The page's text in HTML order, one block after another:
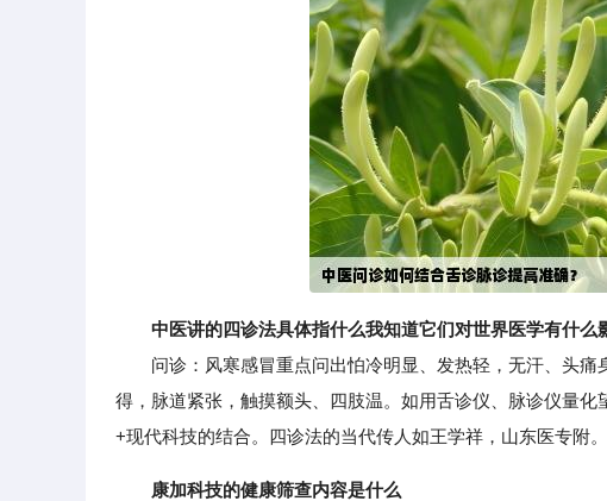
中医讲的四诊法具体指什么我知道它们对世界医学有什么
问诊：风寒感冒重点问出怕冷明显、发热轻，无汗、头痛
得，脉道紧张，触摸额头、四肢温。如用舌诊仪、脉诊仪量
+现代科技的结合。四诊法的当代传人如王学祥，山东医专附。
康加科技的健康筛查内容是什么